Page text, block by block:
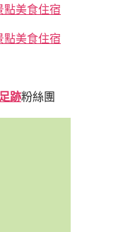
點美食住宿
點美食住宿
跡粉絲團